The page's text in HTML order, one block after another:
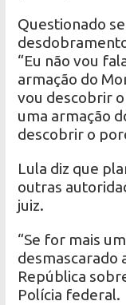
Questionado
“Eu não vou
armação do
vou descobrir
uma armação
descobrir o
Lula diz que
outras
juiz.
“Se for mais
desmascarado
República
Polícia federal.